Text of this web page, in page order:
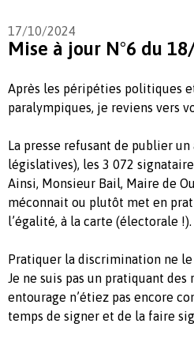
17/10/2024
Mise à jour N°6 du
Après les péripéties politiques
paralympiques, je reviens vers
La presse refusant de publier
législatives), les 3 072
Ainsi, Monsieur Bail, Maire de
méconnait ou plutôt met en
l’égalité, à la carte (électorale !).
Pratiquer la discrimination ne le
Je ne suis pas un pratiquant des
entourage n’étiez pas encore
temps de signer et de la faire